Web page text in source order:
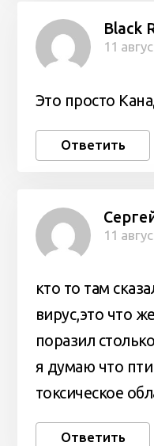
Black
11
Это просто
Ответить
11
кто то там
вирус,это что
поразил
я думаю что
токсическое
Ответить